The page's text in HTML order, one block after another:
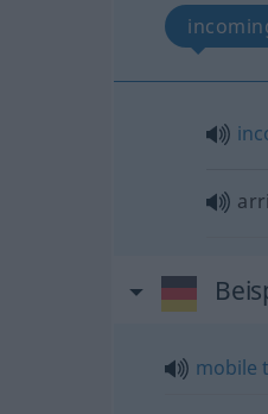
mobile